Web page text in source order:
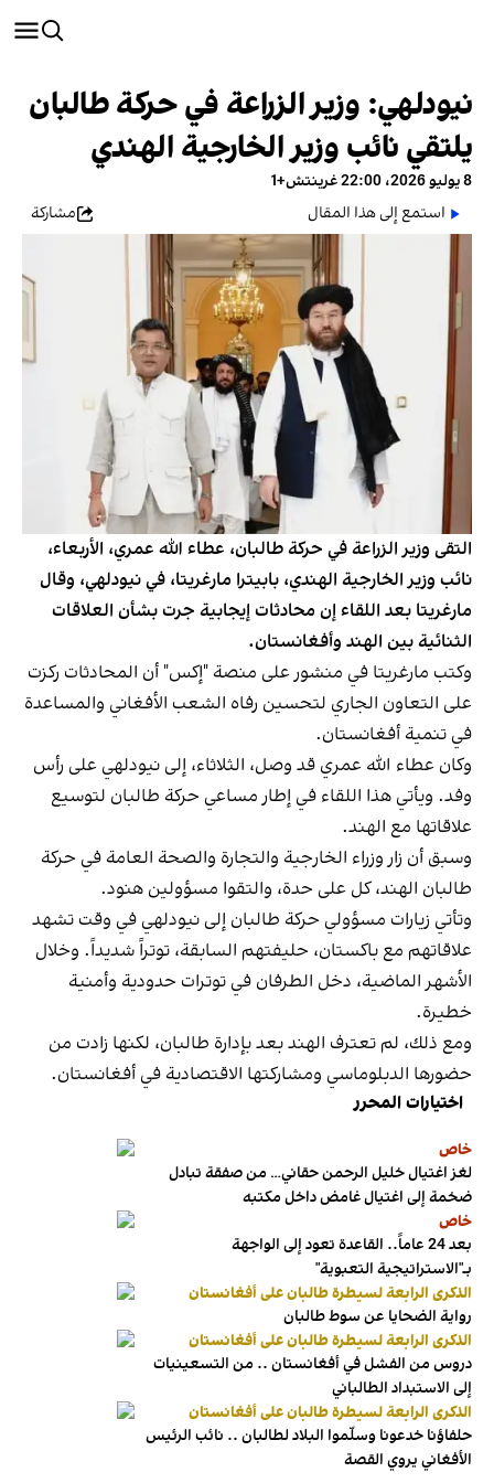
نيودلهي: وزير الزراعة في حركة طالبان
يلتقي نائب وزير الخارجية الهندي
8 يوليو 2026، 22:00 غرينتش+1
استمع إلى هذا المقال
مشاركة
التقى وزير الزراعة في حركة طالبان، عطاء الله عمري، الأربعاء،
نائب وزير الخارجية الهندي، بابيترا مارغريتا، في نيودلهي، وقال
مارغريتا بعد اللقاء إن محادثات إيجابية جرت بشأن العلاقات
الثنائية بين الهند وأفغانستان.
وكتب مارغريتا في منشور على منصة "إكس" أن المحادثات ركزت
على التعاون الجاري لتحسين رفاه الشعب الأفغاني والمساعدة
في تنمية أفغانستان.
وكان عطاء الله عمري قد وصل، الثلاثاء، إلى نيودلهي على رأس
وفد. ويأتي هذا اللقاء في إطار مساعي حركة طالبان لتوسيع
علاقاتها مع الهند.
وسبق أن زار وزراء الخارجية والتجارة والصحة العامة في حركة
طالبان الهند، كل على حدة، والتقوا مسؤولين هنود.
وتأتي زيارات مسؤولي حركة طالبان إلى نيودلهي في وقت تشهد
علاقاتهم مع باكستان، حليفتهم السابقة، توتراً شديداً. وخلال
الأشهر الماضية، دخل الطرفان في توترات حدودية وأمنية
خطيرة.
ومع ذلك، لم تعترف الهند بعد بإدارة طالبان، لكنها زادت من
حضورها الدبلوماسي ومشاركتها الاقتصادية في أفغانستان.
اختيارات المحرر
خاص
لغز اغتيال خليل الرحمن حقاني… من صفقة تبادل
ضخمة إلى اغتيال غامض داخل مكتبه
خاص
بعد 24 عاماً.. القاعدة تعود إلى الواجهة
بـ"الاستراتيجية التعبوية"
الذكرى الرابعة لسيطرة طالبان على أفغانستان
رواية الضحايا عن سوط طالبان
الذكرى الرابعة لسيطرة طالبان على أفغانستان
دروس من الفشل في أفغانستان .. من التسعينيات
إلى الاستبداد الطالباني
الذكرى الرابعة لسيطرة طالبان على أفغانستان
حلفاؤنا خدعونا وسلّموا البلاد لطالبان .. نائب الرئيس
الأفغاني يروي القصة